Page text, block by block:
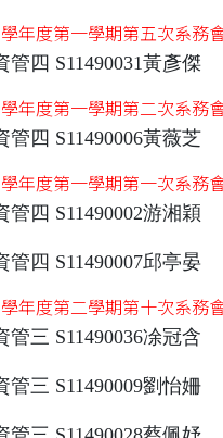
年度第一學期第五次系務
管四 S11490031黃彥傑
年度第一學期第二次系務
管四 S11490006黃薇芝
年度第一學期第一次系務
管四 S11490002游湘穎
管四 S11490007邱亭晏
年度第二學期第十次系務
管三 S11490036凃冠含
管三 S11490009劉怡姍